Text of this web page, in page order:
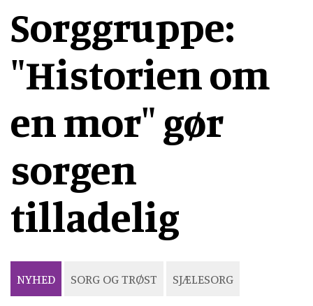
Sorggruppe:
"Historien om
en mor" gør
sorgen
tilladelig
NYHED SORG OG TRØST SJÆLESORG